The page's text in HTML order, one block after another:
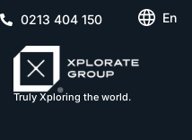
0213 404 150 En
Truly Xploring the world.